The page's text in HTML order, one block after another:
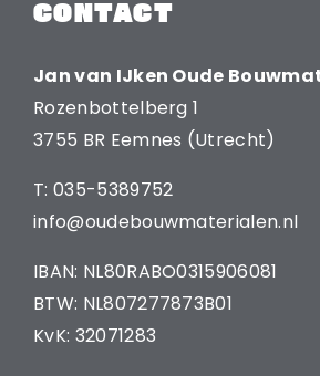
CONTACT
Jan van IJken Oude
Rozenbottelberg 1
3755 BR Eemnes (Utrecht)
T: 035-5389752
info@oudebouwmaterialen.nl
IBAN: NL80RABO0315906081
BTW: NL807277873B01
KvK: 32071283